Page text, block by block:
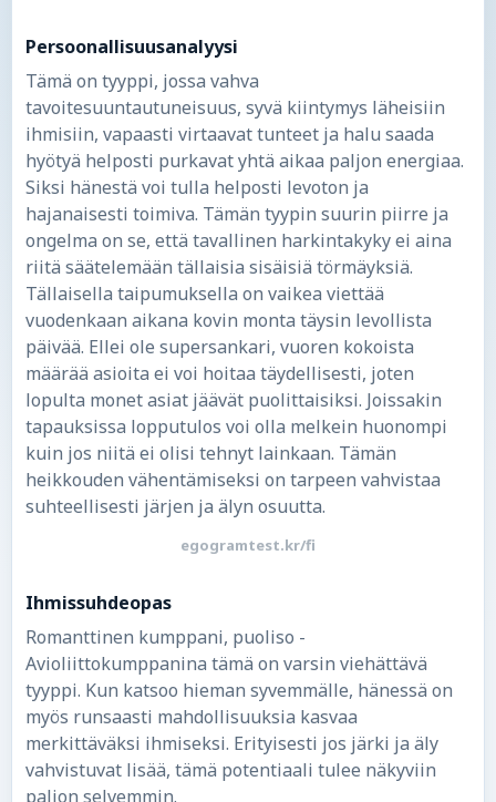
Persoonallisuusanalyysi
Tämä on tyyppi, jossa vahva
tavoitesuuntautuneisuus, syvä kiintymys läheisiin
ihmisiin, vapaasti virtaavat tunteet ja halu saada
hyötyä helposti purkavat yhtä aikaa paljon energiaa.
Siksi hänestä voi tulla helposti levoton ja
hajanaisesti toimiva. Tämän tyypin suurin piirre ja
ongelma on se, että tavallinen harkintakyky ei aina
riitä säätelemään tällaisia sisäisiä törmäyksiä.
Tällaisella taipumuksella on vaikea viettää
vuodenkaan aikana kovin monta täysin levollista
päivää. Ellei ole supersankari, vuoren kokoista
määrää asioita ei voi hoitaa täydellisesti, joten
lopulta monet asiat jäävät puolittaisiksi. Joissakin
tapauksissa lopputulos voi olla melkein huonompi
kuin jos niitä ei olisi tehnyt lainkaan. Tämän
heikkouden vähentämiseksi on tarpeen vahvistaa
suhteellisesti järjen ja älyn osuutta.
egogramtest.kr/fi
Ihmissuhdeopas
Romanttinen kumppani, puoliso -
Avioliittokumppanina tämä on varsin viehättävä
tyyppi. Kun katsoo hieman syvemmälle, hänessä on
myös runsaasti mahdollisuuksia kasvaa
merkittäväksi ihmiseksi. Erityisesti jos järki ja äly
vahvistuvat lisää, tämä potentiaali tulee näkyviin
paljon selvemmin.